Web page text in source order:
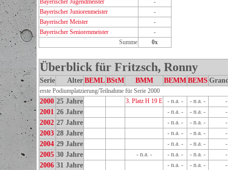
Bayerischer Jugendmeister
-
Bayerischer Juniorenmeister
-
Bayerischer Meister
-
Bayerischer Seniorenmeister
-
Summe
0x
Überblick für Fritzsch, Ronny
Serie Alter BEML BStM BMM BEMM BEMS
erste Podiumplatzierung/Teilnahme für Serie 2000
2000 25 Jahre 3. Platz H 19 E - n.a. - - n.a. - -
2001 26 Jahre - n.a. - - n.a. - -
2002 27 Jahre - n.a. - - n.a. - -
2003 28 Jahre - n.a. - - n.a. - -
2004 29 Jahre - n.a. - - n.a. - -
2005 30 Jahre - n.a. - - n.a. - - n.a. - -
2006 31 Jahre - n.a. - - n.a. - -